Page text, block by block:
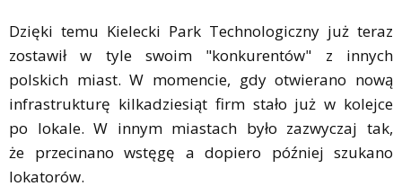
Dzięki temu Kielecki Park Technologiczny już teraz
zostawił w tyle swoim "konkurentów" z innych
polskich miast. W momencie, gdy otwierano nową
infrastrukturę kilkadziesiąt firm stało już w kolejce
po lokale. W innym miastach było zazwyczaj tak,
że przecinano wstęgę a dopiero później szukano
lokatorów.